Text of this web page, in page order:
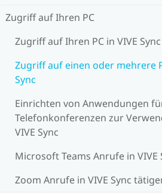
Zugriff auf Ihren PC
Zugriff auf Ihren PC in VIVE Sync
Zugriff auf einen oder mehrere
Sync
Einrichten von Anwendungen
Telefonkonferenzen zur
VIVE Sync
Microsoft Teams Anrufe in VIVE
Zoom Anrufe in VIVE Sync